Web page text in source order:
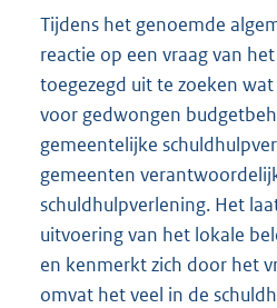
Tijdens het genoemde
reactie op een vraag van
toegezegd uit te zoeken
voor gedwongen
gemeentelijke
gemeenten
schuldhulpverlening. Het
uitvoering van het lokale
en kenmerkt zich door het
omvat het veel in de